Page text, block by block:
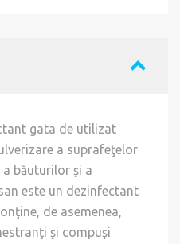
gata de utilizat
a suprafeţelor
băuturilor şi a
este un dezinfectant
de asemenea,
şi compuşi